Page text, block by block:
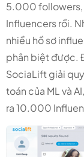
5.000
Influencers rồi.
nhiều hồ sơ
phân biệt được.
SociaLift giải
toán của ML và
ra 10.000